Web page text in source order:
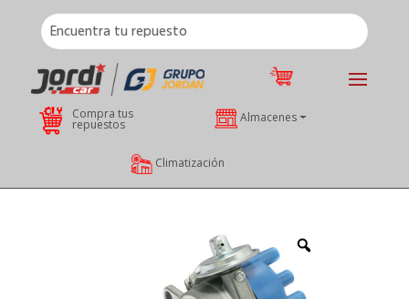
Compra tus
repuestos Almacenes
Climatización